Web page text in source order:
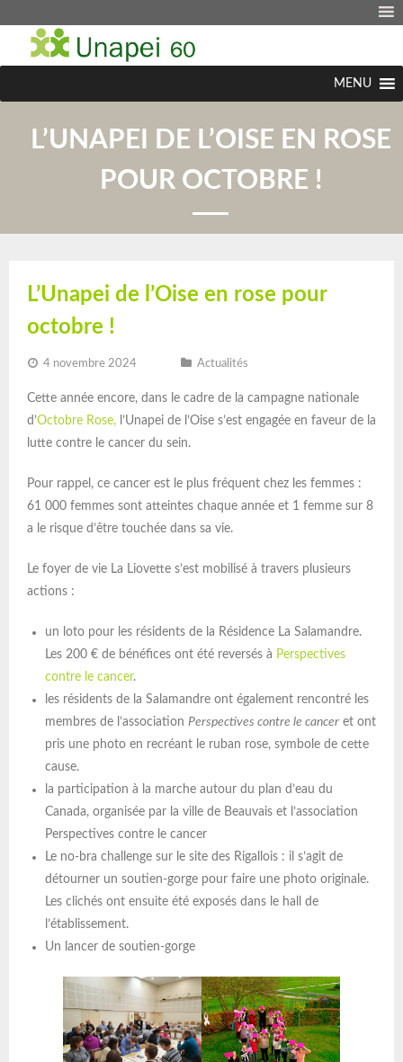
MENU
L’UNAPEI DE L’OISE EN ROSE
POUR OCTOBRE !
L’Unapei de l’Oise en rose pour
octobre !
4 novembre 2024 Actualités
Cette année encore, dans le cadre de la campagne nationale
d’Octobre Rose, l’Unapei de l’Oise s’est engagée en faveur de la
lutte contre le cancer du sein.
Pour rappel, ce cancer est le plus fréquent chez les femmes :
61 000 femmes sont atteintes chaque année et 1 femme sur 8
a le risque d’être touchée dans sa vie.
Le foyer de vie La Liovette s’est mobilisé à travers plusieurs
actions :
un loto pour les résidents de la Résidence La Salamandre.
Les 200 € de bénéfices ont été reversés à Perspectives
contre le cancer.
les résidents de la Salamandre ont également rencontré les
membres de l’association Perspectives contre le cancer et ont
pris une photo en recréant le ruban rose, symbole de cette
cause.
la participation à la marche autour du plan d’eau du
Canada, organisée par la ville de Beauvais et l’association
Perspectives contre le cancer
Le no-bra challenge sur le site des Rigallois : il s’agit de
détourner un soutien-gorge pour faire une photo originale.
Les clichés ont ensuite été exposés dans le hall de
l’établissement.
Un lancer de soutien-gorge